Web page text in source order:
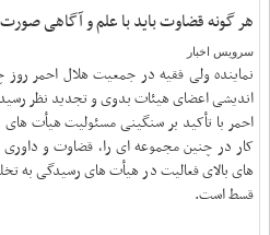
هر گونه قضاوت باید با علم و آگاهی صورت
سرویس اخبار
اندیشی اعضای هیئات بدوی و تجدید نظر
احمر با تأکید بر سنگینی مسئولیت هیأت
کار در چنین مجموعه ای را، قضاوت و
های بالای فعالیت در هیأت های رسیدگی به
قسط است.